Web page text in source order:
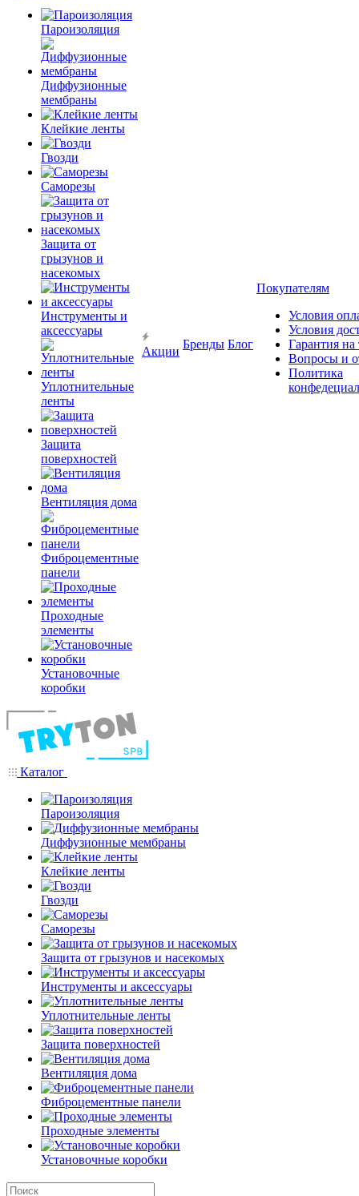
Пароизоляция
Диффузионные
мембраны
Клейкие ленты
Гвозди
Саморезы
Защита от
грызунов и
насекомых
Инструменты и
аксессуары
Уплотнительные
ленты
Защита
поверхностей
Вентиляция дома
Фиброцементные
панели
Проходные
элементы
Установочные
коробки
Акции
Бренды Блог
Покупателям
Условия
Условия
Гарантия на
Вопросы и
Политика
Каталог
Пароизоляция
Диффузионные мембраны
Клейкие ленты
Гвозди
Саморезы
Защита от грызунов и насекомых
Инструменты и аксессуары
Уплотнительные ленты
Защита поверхностей
Вентиляция дома
Фиброцементные панели
Проходные элементы
Установочные коробки